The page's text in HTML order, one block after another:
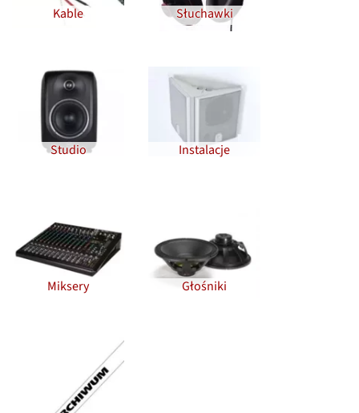
Kable Słuchawki
Studio Instalacje
Miksery Głośniki